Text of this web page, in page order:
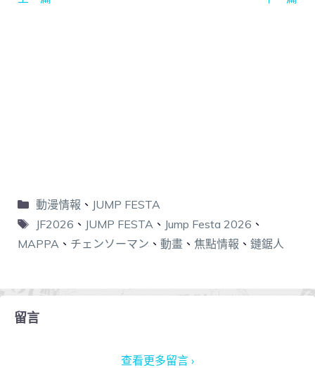
動漫情報 、 JUMP FESTA
JF2026 、 JUMP FESTA、 Jump Festa 2026 、
MAPPA 、 チェンソーマン 、 動畫 、 焦點情報 、 鏈鋸人
留言
查看更多留言 ›